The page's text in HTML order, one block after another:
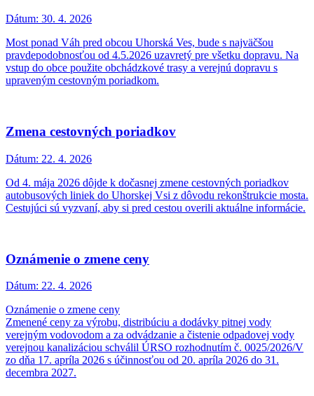
Dátum: 30. 4. 2026
Most ponad Váh pred obcou Uhorská Ves, bude s najväčšou
pravdepodobnosťou od 4.5.2026 uzavretý pre všetku dopravu. Na
vstup do obce použite obchádzkové trasy a verejnú dopravu s
upraveným cestovným poriadkom.
Zmena cestovných poriadkov
Dátum: 22. 4. 2026
Od 4. mája 2026 dôjde k dočasnej zmene cestovných poriadkov
autobusových liniek do Uhorskej Vsi z dôvodu rekonštrukcie mosta.
Cestujúci sú vyzvaní, aby si pred cestou overili aktuálne informácie.
Oznámenie o zmene ceny
Dátum: 22. 4. 2026
Oznámenie o zmene ceny
Zmenené ceny za výrobu, distribúciu a dodávky pitnej vody
verejným vodovodom a za odvádzanie a čistenie odpadovej vody
verejnou kanalizáciou schválil ÚRSO rozhodnutím č. 0025/2026/V
zo dňa 17. apríla 2026 s účinnosťou od 20. apríla 2026 do 31.
decembra 2027.